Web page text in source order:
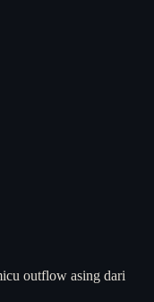
outflow asing dari